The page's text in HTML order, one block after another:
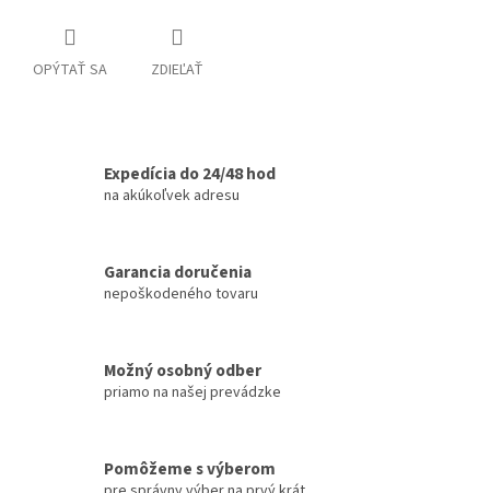
OPÝTAŤ SA ZDIEĽAŤ
Expedícia do 24/48 hod
na akúkoľvek adresu
Garancia doručenia
nepoškodeného tovaru
Možný osobný odber
priamo na našej prevádzke
Pomôžeme s výberom